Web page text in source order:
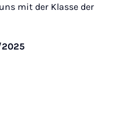
mit der Klasse der